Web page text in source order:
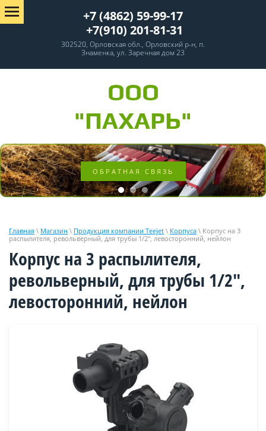
+7 (4862) 59-99-17
+7(910) 201-81-31
302520, Орловская обл., Орловский р-н, п.
Знаменка, ул. Заречная дом 23
ООО
"ПАХАРЬ"
ОБРАТНАЯ СВЯЗЬ
Главная \ Магазин \ Продукция компании Teejet \ Корпуса \ Корпус на 3
распылителя, револьверный, для трубы 1/2", левосторонний, нейлон
Корпус на 3 распылителя,
револьверный, для трубы 1/2",
левосторонний, нейлон